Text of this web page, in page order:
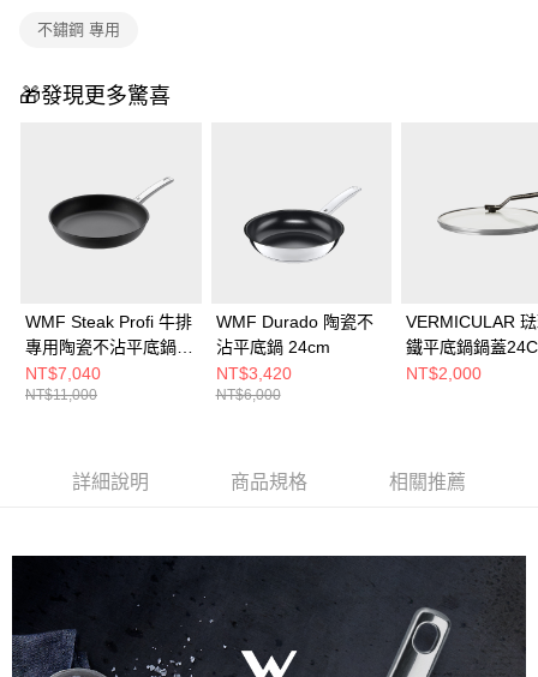
不鏽鋼 專用
🎁發現更多驚喜
WMF Steak Profi 牛排
專用陶瓷不沾平底鍋
28cm
NT$7,040
NT$11,000
WMF Durado 陶瓷不
沾平底鍋 24cm
NT$3,420
NT$6,000
VERMICULAR
鐵平底鍋鍋蓋
NT$2,000
詳細說明 商品規格 相關推薦